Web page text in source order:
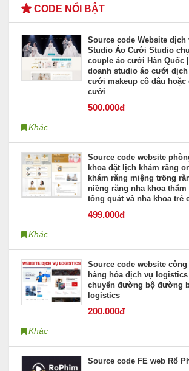
CODE NỔI BẬT
Source code Website dịch
Studio Áo Cưới Studio
couple áo cưới Hàn Quốc
doanh studio áo cưới
cưới makeup cô dâu hoặc
cưới
500.000đ
Khác
Source code website
khoa đặt lịch khám răng
khám răng miệng trồng
niềng răng nha khoa thẩm
tổng quát và nha khoa trẻ
499.000đ
Khác
Source code website
hàng hóa dịch vụ
chuyển đường bộ đường
logistics
200.000đ
Khác
Source code FE web Rổ